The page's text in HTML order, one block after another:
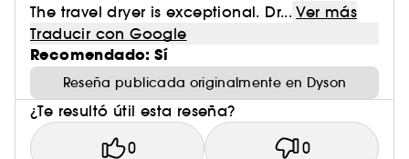
The travel dryer is exceptional. Dr... Ver más
Traducir con Google
Recomendado: Sí
Reseña publicada originalmente en Dyson
¿Te resultó útil esta reseña?
0 0